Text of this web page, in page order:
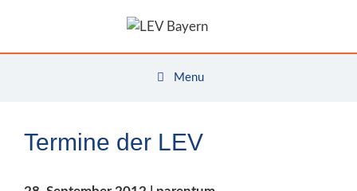
Menu
Termine der LEV